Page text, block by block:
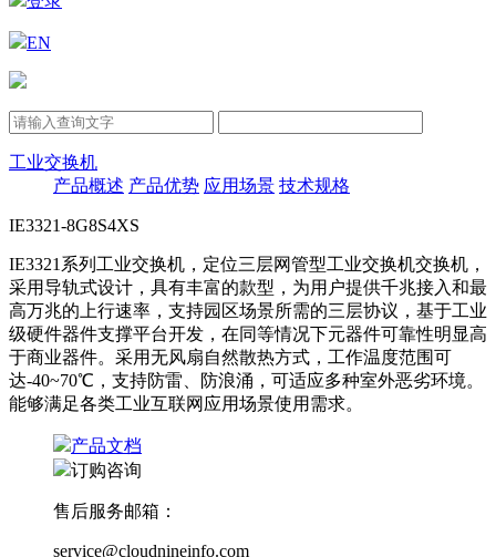
EN
工业交换机
产品概述 产品优势 应用场景 技术规格
IE3321-8G8S4XS
IE3321系列工业交换机，定位三层网管型工业交换机交换机，
采用导轨式设计，具有丰富的款型，为用户提供千兆接入和最
高万兆的上行速率，支持园区场景所需的三层协议，基于工业
级硬件器件支撑平台开发，在同等情况下元器件可靠性明显高
于商业器件。采用无风扇自然散热方式，工作温度范围可
达-40~70℃，支持防雷、防浪涌，可适应多种室外恶劣环境。
能够满足各类工业互联网应用场景使用需求。
产品文档
订购咨询
售后服务邮箱：
service@cloudnineinfo.com